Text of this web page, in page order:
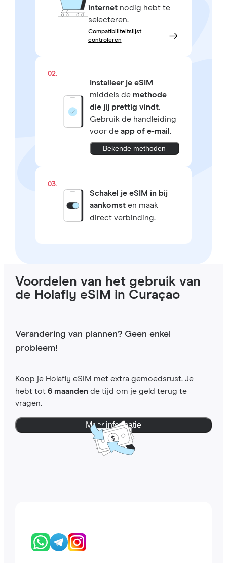
internetnodig hebt te
selecteren.
Compatibiliteitslijst
controleren
02.
Installeer je eSIM
middels de methode
die jij prettig vindt.
Gebruik de handleiding
voor de app of e-mail .
Bekende methoden
03.
Schakel je eSIM in bij
aankomsten maak
direct verbinding.
Voordelen van het gebruik van
de Holafly eSIM in Curaçao
Verandering van plannen? Geen enkel
probleem!
Koop je Holafly eSIM met extra gemoedsrust. Je
hebt tot 6 maandende tijd om je geld terug te
vragen.
Meer informatie